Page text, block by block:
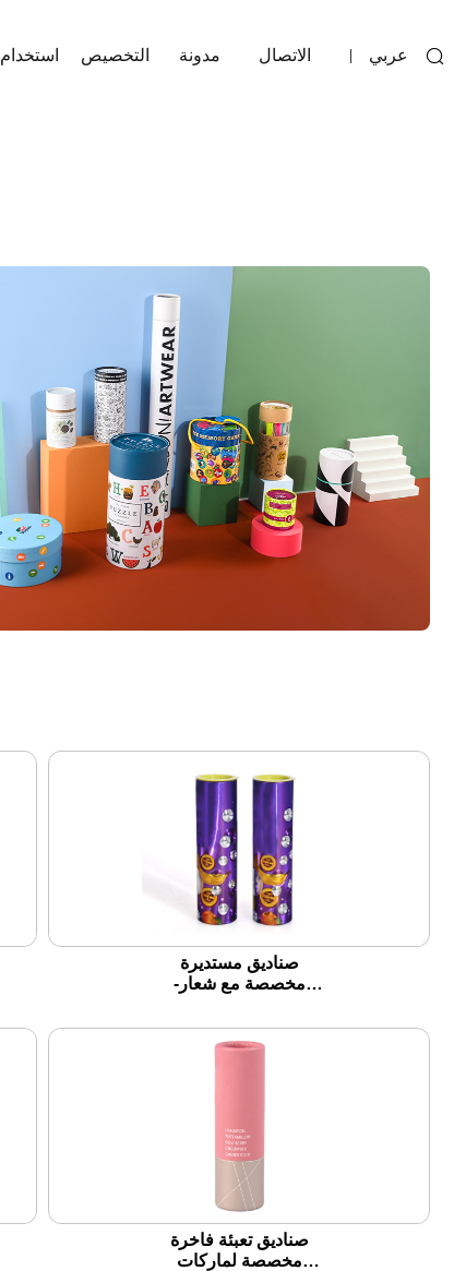
استخدام التخصيص مدونة الاتصال | عربي
صناديق مستديرة
مخصصة مع شعار-
إبداعي وحلول تعبئة
B2B
صناديق تعبئة فاخرة
مخصصة لماركات